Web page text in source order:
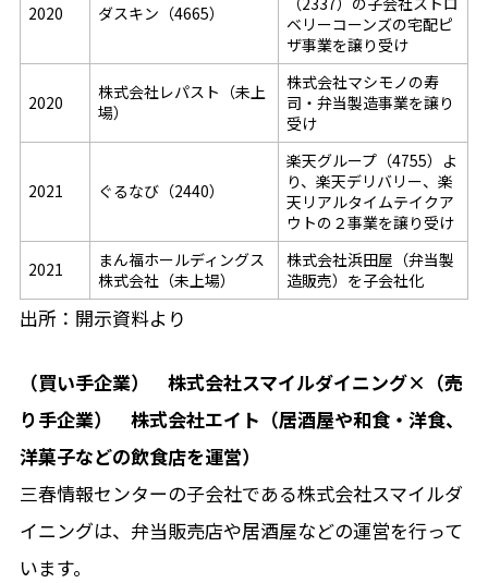
2020 ダスキン（4665）
ベリーコーンズの宅配ピ
ザ事業を譲り受け
2020
株式会社レパスト（未上
場）
株式会社マシモノの寿
司・弁当製造事業を譲り
受け
2021 ぐるなび（2440）
楽天グループ（4755）よ
り、楽天デリバリー、楽
天リアルタイムテイクア
ウトの２事業を譲り受け
2021
まん福ホールディングス
株式会社（未上場）
株式会社浜田屋（弁当製
造販売）を子会社化
出所：開示資料より
（買い手企業） 株式会社スマイルダイニング×（売
り手企業） 株式会社エイト（居酒屋や和食・洋食、
洋菓子などの飲食店を運営）
三春情報センターの子会社である株式会社スマイルダ
イニングは、弁当販売店や居酒屋などの運営を行って
います。